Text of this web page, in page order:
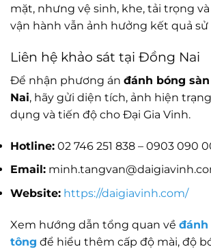
mặt, nhưng vệ sinh, khe, tải trọng
vận hành vẫn ảnh hưởng kết quả
Liên hệ khảo sát tại Đồng Nai
Để nhận phương án đánh bóng
Nai, hãy gửi diện tích, ảnh hiện
dụng và tiến độ cho Đại Gia Vinh.
Hotline: 02 746 251 838 – 0903 090
Email:
Website: https://daigiavinh.com/
Xem hướng dẫn tổng quan về đánh
tông để hiểu thêm cấp độ mài, độ